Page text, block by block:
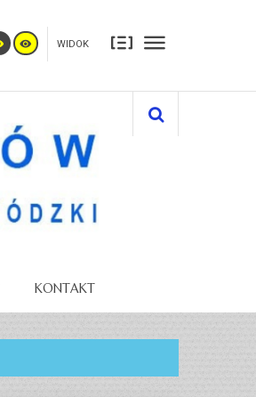
WIDOK
KONTAKT